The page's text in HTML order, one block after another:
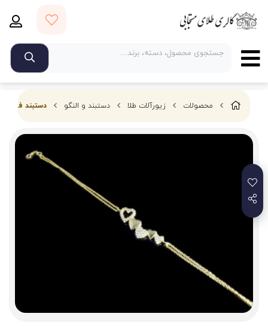
محصولات زیورآلات طلا دستبند و النگو دستبند فانتزی